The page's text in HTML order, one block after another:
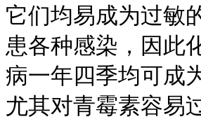
它们均易成为过敏
患各种感染，因此
病一年四季均可成
尤其对青霉素容易